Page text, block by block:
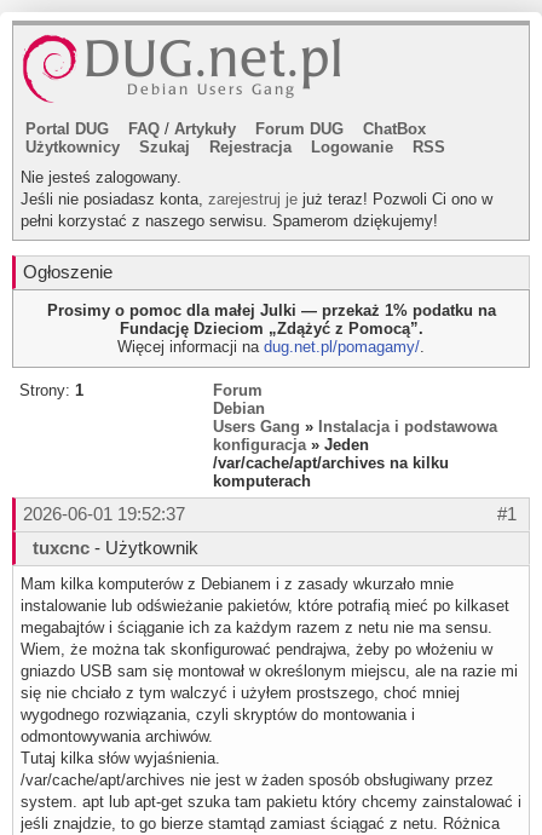
Portal DUG FAQ / Artykuły Forum DUG
ChatBox
Użytkownicy
Szukaj Rejestracja Logowanie
RSS
Nie jesteś zalogowany.
Jeśli nie posiadasz konta, zarejestruj je już teraz! Pozwoli Ci ono w
pełni korzystać z naszego serwisu. Spamerom dziękujemy!
Ogłoszenie
Prosimy o pomoc dla małej Julki — przekaż 1% podatku na
Fundację Dzieciom „Zdążyć z Pomocą”.
Więcej informacji na dug.net.pl/pomagamy/.
Strony: 1
Forum
Debian
Users Gang » Instalacja i podstawowa
konfiguracja» Jeden
/var/cache/apt/archives na kilku
komputerach
#1
2026-06-01 19:52:37
tuxcnc - Użytkownik
Mam kilka komputerów z Debianem i z zasady wkurzało mnie
instalowanie lub odświeżanie pakietów, które potrafią mieć po kilkaset
megabajtów i ściąganie ich za każdym razem z netu nie ma sensu.
Wiem, że można tak skonfigurować pendrajwa, żeby po włożeniu w
gniazdo USB sam się montował w określonym miejscu, ale na razie mi
się nie chciało z tym walczyć i użyłem prostszego, choć mniej
wygodnego rozwiązania, czyli skryptów do montowania i
odmontowywania archiwów.
Tutaj kilka słów wyjaśnienia.
/var/cache/apt/archives nie jest w żaden sposób obsługiwany przez
system. apt lub apt-get szuka tam pakietu który chcemy zainstalować i
jeśli znajdzie, to go bierze stamtąd zamiast ściągać z netu. Różnica